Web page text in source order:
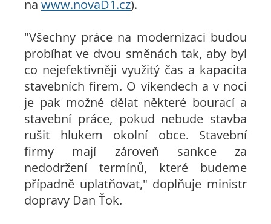
na www.novaD1.cz).
"Všechny práce na modernizaci budou
probíhat ve dvou směnách tak, aby byl
co nejefektivněji využitý čas a kapacita
stavebních firem. O víkendech a v noci
je pak možné dělat některé bourací a
stavební práce, pokud nebude stavba
rušit hlukem okolní obce. Stavební
firmy mají zároveň sankce za
nedodržení termínů, které budeme
případně uplatňovat," doplňuje ministr
dopravy Dan Ťok.